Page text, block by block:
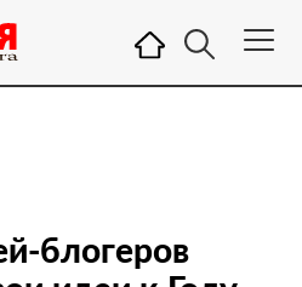
блогеров